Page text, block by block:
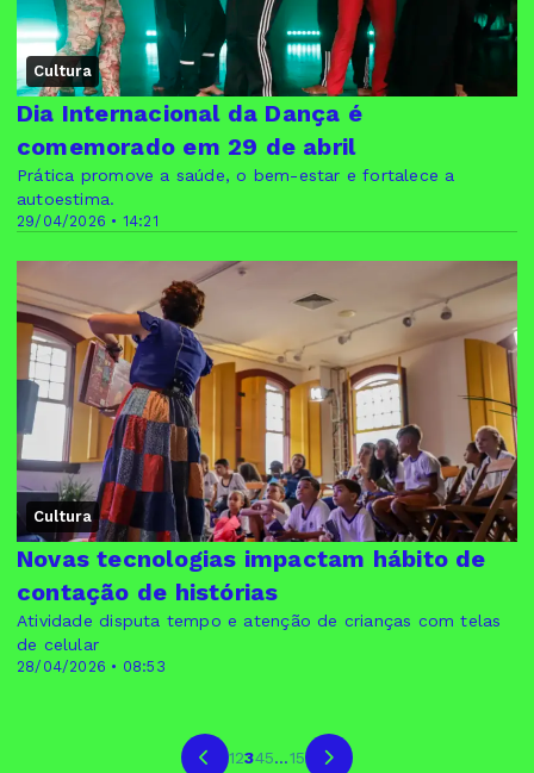
Cultura
29/04/2026 • 14:21
Dia Internacional da Dança é
comemorado em 29 de abril
Prática promove a saúde, o bem-estar e fortalece a
autoestima.
Cultura
28/04/2026 • 08:53
Novas tecnologias impactam hábito de
contação de histórias
Atividade disputa tempo e atenção de crianças com telas
de celular
12345...15